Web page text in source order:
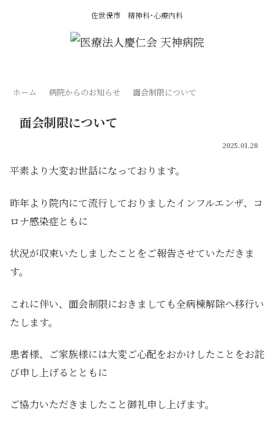
佐世保市 精神科･心療内科
ホーム 病院からのお知らせ 面会制限について
面会制限について
2025.01.28
平素より大変お世話になっております。
昨年より院内にて流行しておりましたインフルエンザ、コ
ロナ感染症ともに
状況が収束いたしましたことをご報告させていただきま
す。
これに伴い、面会制限におきましても全病棟解除へ移行い
たします。
患者様、ご家族様には大変ご心配をおかけしたことをお詫
び申し上げるとともに
ご協力いただきましたこと御礼申し上げます。